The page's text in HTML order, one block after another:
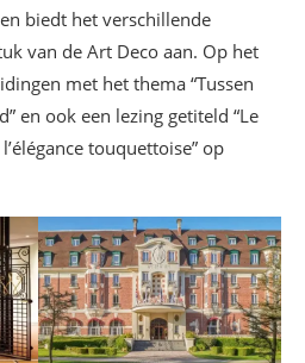
biedt het verschillende
van de Art Deco aan. Op het
met het thema “Tussen
en ook een lezing getiteld “Le
touquettoise” op